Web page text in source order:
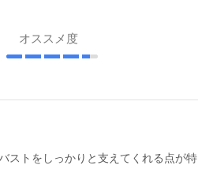
オススメ度
ストをしっかりと支えてくれる点が特